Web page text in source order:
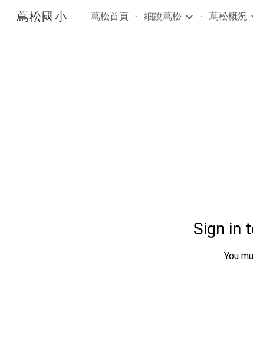
蔦松國小 蔦松首頁 細說蔦松 蔦松概況